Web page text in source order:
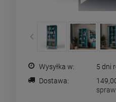
Wysyłka w:
5 dni
Dostawa:
Cena nie zawiera